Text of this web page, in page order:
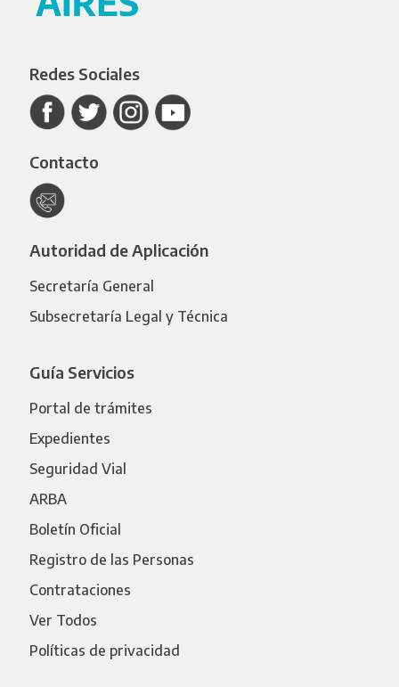
Redes Sociales
Contacto
Autoridad de Aplicación
Secretaría General
Subsecretaría Legal y Técnica
Guía Servicios
Portal de trámites
Expedientes
Seguridad Vial
ARBA
Boletín Oficial
Registro de las Personas
Contrataciones
Ver Todos
Políticas de privacidad